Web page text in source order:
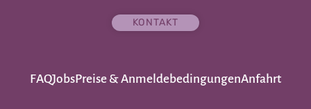
KONTAKT
FAQJobsPreise & AnmeldebedingungenAnfahrt